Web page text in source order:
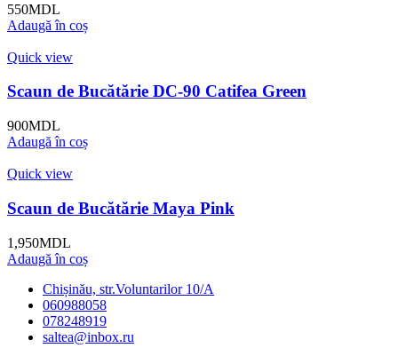
550MDL
Adaugă în coș
Quick view
Scaun de Bucătărie DC-90 Catifea Green
900MDL
Adaugă în coș
Quick view
Scaun de Bucătărie Maya Pink
1,950MDL
Adaugă în coș
Chișinău, str.Voluntarilor 10/A
060988058
078248919
saltea@inbox.ru